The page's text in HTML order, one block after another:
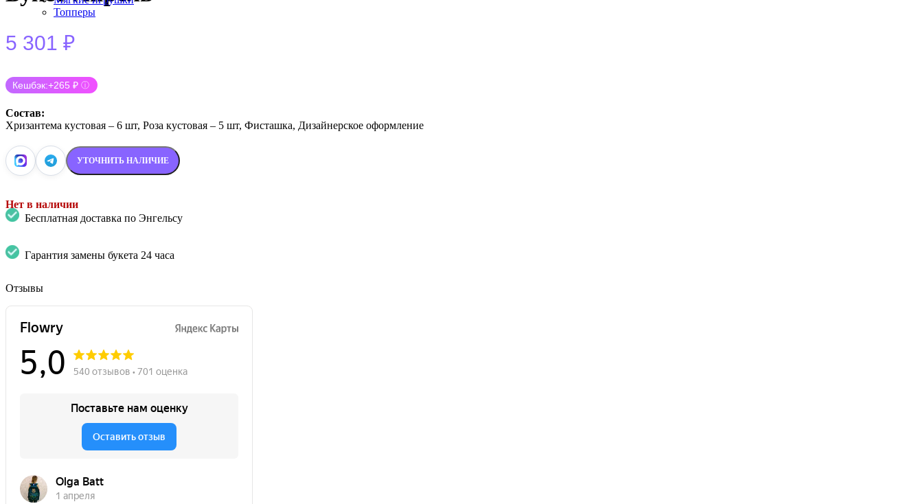
Топперы
5 301 ₽
Кешбэк:+265 ₽ ⓘ
Состав:
Хризантема кустовая – 6 шт, Роза кустовая – 5 шт, Фисташка, Дизайнерское оформление
УТОЧНИТЬ НАЛИЧИЕ
Нет в наличии
Бесплатная доставка по Энгельсу
Гарантия замены букета 24 часа
Отзывы